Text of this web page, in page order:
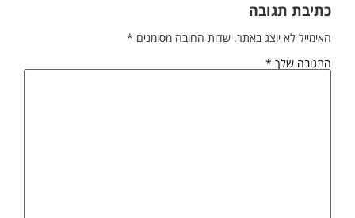
כתיבת תגובה
האימייל לא יוצג באתר. שדות החובה מסומנים*
התגובה שלך*